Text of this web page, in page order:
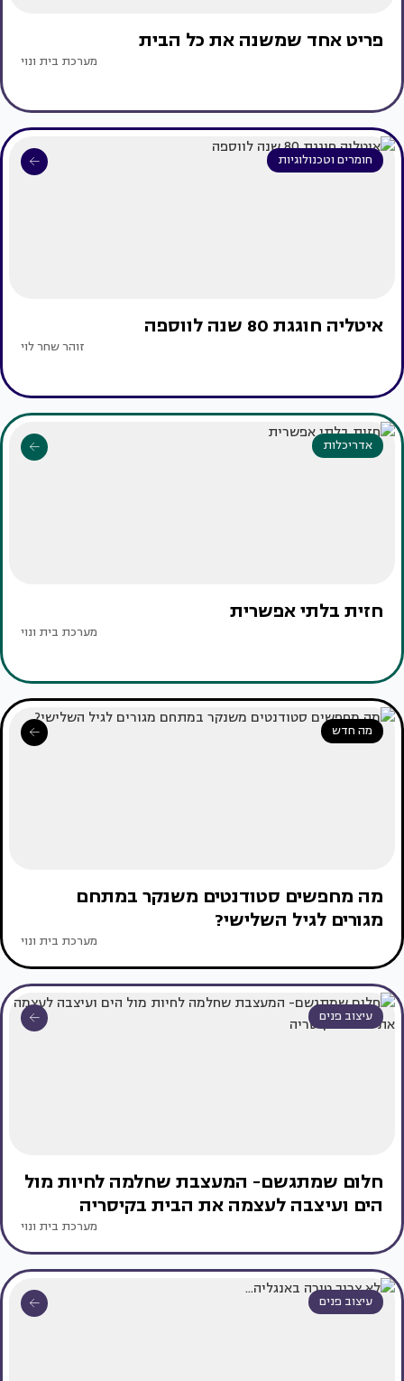
פריט אחד שמשנה את כל הבית
מערכת בית ונוי
חומרים וטכנולוגיות
איטליה חוגגת 80 שנה לווספה
זוהר שחר לוי
אדריכלות
חזית בלתי אפשרית
מערכת בית ונוי
מה חדש
מה מחפשים סטודנטים משנקר במתחם
מגורים לגיל השלישי?
מערכת בית ונוי
עיצוב פנים
חלום שמתגשם- המעצבת שחלמה לחיות מול
הים ועיצבה לעצמה את הבית בקיסריה
מערכת בית ונוי
עיצוב פנים